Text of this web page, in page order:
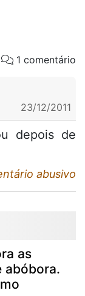
1 comentário
23/12/2011
depois de
abusivo
as
abóbora.